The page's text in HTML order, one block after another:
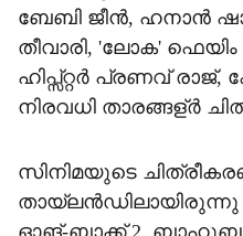
ബേബി ജീൻ, ഹനാൻ
തീവാരി, 'ലോക'
ഹിപ്സ്റ്റർ‍ പ്രണവ് രാജ്,
നിരവധി താരങ്ങള്ർ
സിനിമയുടെ
തായ്‌ലൻഡിലായിരുന്നു
ഓങ്-ബാക്ക് 2,